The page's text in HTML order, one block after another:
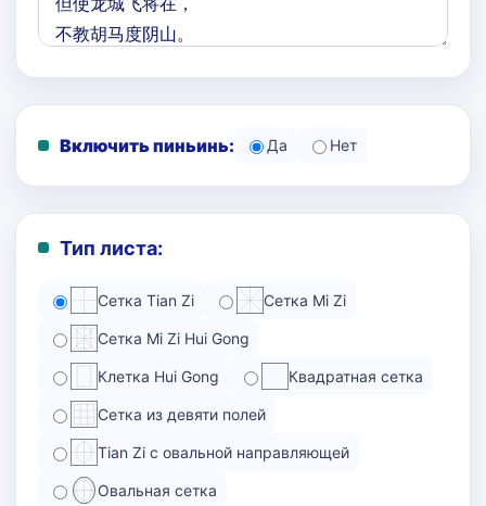
Включить пиньинь: Да Нет
Тип листа:
Сетка Tian Zi Сетка Mi Zi
Сетка Mi Zi Hui Gong
Клетка Hui Gong Квадратная сетка
Сетка из девяти полей
Tian Zi с овальной направляющей
Овальная сетка